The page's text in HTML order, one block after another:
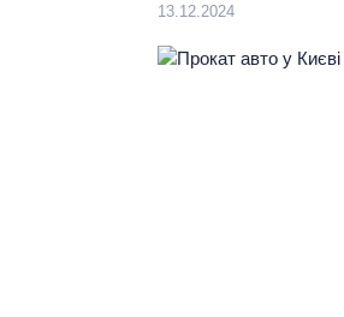
Виберіть мову:
13.12.2024